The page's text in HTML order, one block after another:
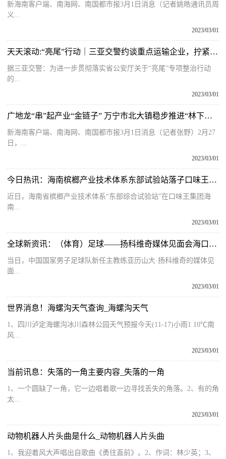
新海南客户端、南海网、南国都市报3月1日消息（记者姚皓通讯员周
义...
2023/03/01
天天滚动:“亮尾”行动｜三亚交警约谈重点运输企业，拧紧交通“安全阀”！
据三亚交警：为进一步贯彻落实省公安厅关于“亮尾”专项整治行动
的...
2023/03/01
广地龙“串”起产业“金链子” 万宁市北大镇稳步推进“林下经济”发展
新海南客户端、南海网、南国都市报3月1日消息（记者张野）2月27
日，...
2023/03/01
今日热讯：海南槟榔产业技术体系东部试验站落子口味王海南东澳基地
近日，海南省槟榔产业技术体系“东部综合试验站”在口味王集团海
南...
2023/03/01
全球新资讯：（体育）足球——扬科维奇媒体见面会海口举行(2)
当日，中国国家男子足球队新任主教练亚历山大·扬科维奇的媒体见
面...
2023/03/01
世界消息！海螺沟天气查询_海螺沟天气
1、四川泸定海螺沟冰川森林公园天气预报今天(11-17)小雨1 10℃南
风...
2023/03/01
当前讯息：失落的一角主要内容_失落的一角
1、一个圆缺了一角，它一边唱着歌一边寻找丢失的角落。2、有的角
太...
2023/03/01
动物机器人片头曲是什么_动物机器人片头曲
1、我迎着风大声唱出自歌曲《勇往直前》。2、作词：林少英；3、